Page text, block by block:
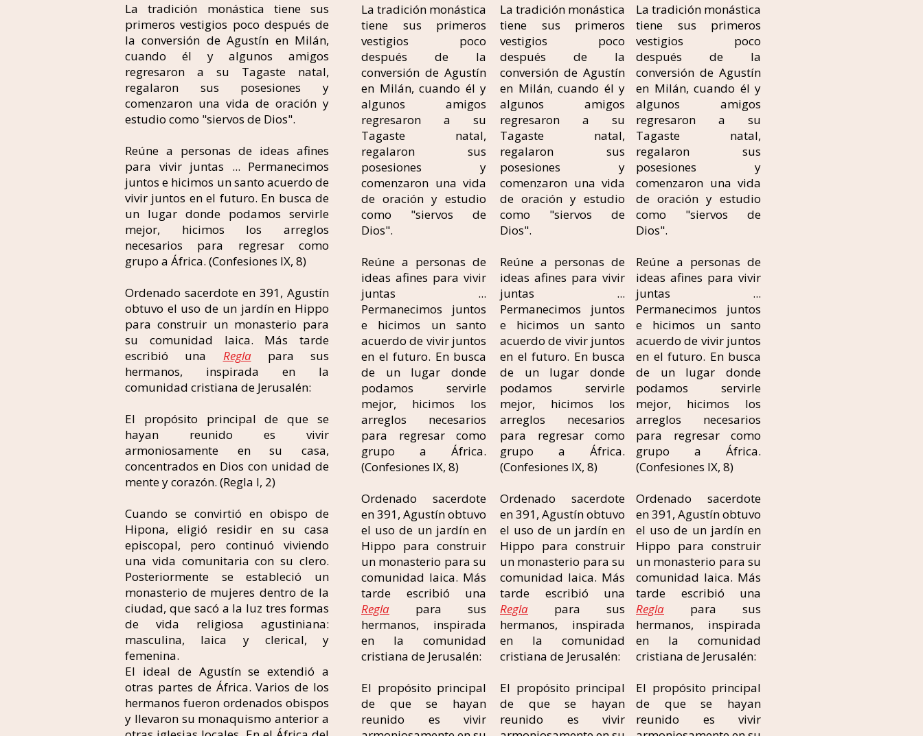
La tradición monástica tiene sus
primeros vestigios poco después de
la conversión de Agustín en Milán,
cuando él y algunos amigos
regresaron a su Tagaste natal,
regalaron sus posesiones y
comenzaron una vida de oración y
estudio como "siervos de Dios".
Reúne a personas de ideas afines
para vivir juntas ... Permanecimos
juntos e hicimos un santo acuerdo de
vivir juntos en el futuro. En busca de
un lugar donde podamos servirle
mejor, hicimos los arreglos
necesarios para regresar como
grupo a África. (Confesiones IX, 8)
Ordenado sacerdote en 391, Agustín
obtuvo el uso de un jardín en Hippo
para construir un monasterio para
su comunidad laica. Más tarde
escribió una Reglapara sus
hermanos, inspirada en la
comunidad cristiana de Jerusalén:
El propósito principal de que se
hayan reunido es vivir
armoniosamente en su casa,
concentrados en Dios con unidad de
mente y corazón. (Regla I, 2)
Cuando se convirtió en obispo de
Hipona, eligió residir en su casa
episcopal, pero continuó viviendo
una vida comunitaria con su clero.
Posteriormente se estableció un
monasterio de mujeres dentro de la
ciudad, que sacó a la luz tres formas
de vida religiosa agustiniana:
masculina, laica y clerical, y
femenina.
El ideal de Agustín se extendió a
otras partes de África. Varios de los
hermanos fueron ordenados obispos
y llevaron su monaquismo anterior a
La tradición monástica
tiene sus primeros
vestigios poco
después de la
conversión de Agustín
en Milán, cuando él y
algunos amigos
regresaron a su
Tagaste natal,
regalaron sus
posesiones y
comenzaron una vida
de oración y estudio
como "siervos de
Dios".
Reúne a personas de
ideas afines para vivir
juntas ...
Permanecimos juntos
e hicimos un santo
acuerdo de vivir juntos
en el futuro. En busca
de un lugar donde
podamos servirle
mejor, hicimos los
arreglos necesarios
para regresar como
grupo a África.
(Confesiones IX, 8)
Ordenado sacerdote
en 391, Agustín obtuvo
el uso de un jardín en
Hippo para construir
un monasterio para su
comunidad laica. Más
tarde escribió una
Regla para sus
hermanos, inspirada
en la comunidad
cristiana de Jerusalén:
El propósito principal
de que se hayan
reunido es vivir
La tradición monástica
tiene sus primeros
vestigios poco
después de la
conversión de Agustín
en Milán, cuando él y
algunos amigos
regresaron a su
Tagaste natal,
regalaron sus
posesiones y
comenzaron una vida
de oración y estudio
como "siervos de
Dios".
Reúne a personas de
ideas afines para vivir
juntas ...
Permanecimos juntos
e hicimos un santo
acuerdo de vivir juntos
en el futuro. En busca
de un lugar donde
podamos servirle
mejor, hicimos los
arreglos necesarios
para regresar como
grupo a África.
(Confesiones IX, 8)
Ordenado sacerdote
en 391, Agustín obtuvo
el uso de un jardín en
Hippo para construir
un monasterio para su
comunidad laica. Más
tarde escribió una
Regla para sus
hermanos, inspirada
en la comunidad
cristiana de Jerusalén:
El propósito principal
de que se hayan
reunido es vivir
La tradición monástica
tiene sus primeros
vestigios poco
después de la
conversión de Agustín
en Milán, cuando él y
algunos amigos
regresaron a su
Tagaste natal,
regalaron sus
posesiones y
comenzaron una vida
de oración y estudio
como "siervos de
Dios".
Reúne a personas de
ideas afines para vivir
juntas ...
Permanecimos juntos
e hicimos un santo
acuerdo de vivir juntos
en el futuro. En busca
de un lugar donde
podamos servirle
mejor, hicimos los
arreglos necesarios
para regresar como
grupo a África.
(Confesiones IX, 8)
Ordenado sacerdote
en 391, Agustín obtuvo
el uso de un jardín en
Hippo para construir
un monasterio para su
comunidad laica. Más
tarde escribió una
Regla para sus
hermanos, inspirada
en la comunidad
cristiana de Jerusalén:
El propósito principal
de que se hayan
reunido es vivir